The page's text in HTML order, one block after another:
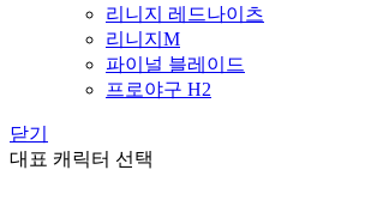
리니지 레드나이츠
리니지M
파이널 블레이드
프로야구 H2
닫기
대표 캐릭터 선택